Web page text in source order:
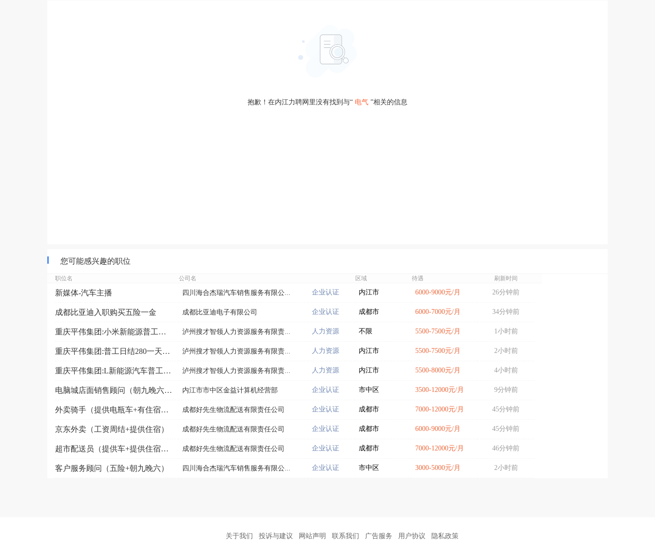
抱歉！在内江力聘网里没有找到与“ 电气 ”相关的信息
您可能感兴趣的职位
职位名 公司名 区域 待遇 刷新时间
新媒体-汽车主播 四川海合杰瑞汽车销售服务有限公... 企业认证 内江市 6000-9000元/月 26分钟前
成都比亚迪入职购买五险一金 成都比亚迪电子有限公司 企业认证 成都市 6000-7000元/月 34分钟前
重庆平伟集团:小米新能源普工（包吃住+日结280一天... 泸州搜才智领人力资源服务有限责... 人力资源 不限 5500-7500元/月 1小时前
重庆平伟集团:普工日结280一天（包食宿+五险）Q 泸州搜才智领人力资源服务有限责... 人力资源 内江市 5500-7500元/月 2小时前
重庆平伟集团:L新能源汽车普工日结280一天+包吃住 泸州搜才智领人力资源服务有限责... 人力资源 内江市 5500-8000元/月 4小时前
电脑城店面销售顾问（朝九晚六+长白班） 内江市市中区金益计算机经营部 企业认证 市中区 3500-12000元/月 9分钟前
外卖骑手（提供电瓶车+有住宿+灵活用工） 成都好先生物流配送有限责任公司 企业认证 成都市 7000-12000元/月 45分钟前
京东外卖（工资周结+提供住宿） 成都好先生物流配送有限责任公司 企业认证 成都市 6000-9000元/月 45分钟前
超市配送员（提供车+提供住宿+时间自由） 成都好先生物流配送有限责任公司 企业认证 成都市 7000-12000元/月 46分钟前
客户服务顾问（五险+朝九晚六） 四川海合杰瑞汽车销售服务有限公... 企业认证 市中区 3000-5000元/月 2小时前
关于我们 投诉与建议 网站声明 联系我们 广告服务 用户协议 隐私政策